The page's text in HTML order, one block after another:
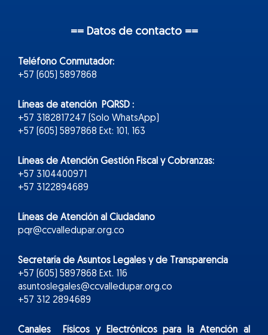
== Datos de contacto ==
Teléfono Conmutador:
+57 (605) 5897868
Líneas de atención PQRSD :
+57 3182817247 (Solo WhatsApp)
+57 (605) 5897868 Ext: 101, 163
Líneas de Atención Gestión Fiscal y Cobranzas:
+57 3104400971
+57 3122894689
Líneas de Atención al Ciudadano
pqr@ccvalledupar.org.co
Secretaría de Asuntos Legales y de Transparencia
+57 (605) 5897868 Ext. 116
asuntoslegales@ccvalledupar.org.co
+57 312 2894689
Canales Físicos yElectrónicospara la Atención al